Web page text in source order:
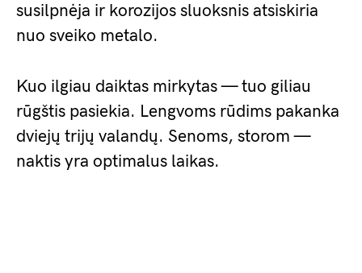
susilpnėja ir korozijos sluoksnis atsiskiria
nuo sveiko metalo.
Kuo ilgiau daiktas mirkytas — tuo giliau
rūgštis pasiekia. Lengvoms rūdims pakanka
dviejų trijų valandų. Senoms, storom —
naktis yra optimalus laikas.